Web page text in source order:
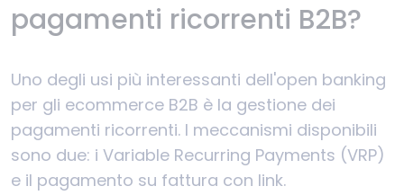
pagamenti ricorrenti B2B?
Uno degli usi più interessanti dell'open banking
per gli ecommerce B2B è la gestione dei
pagamenti ricorrenti. I meccanismi disponibili
sono due: i Variable Recurring Payments (VRP)
e il pagamento su fattura con link.